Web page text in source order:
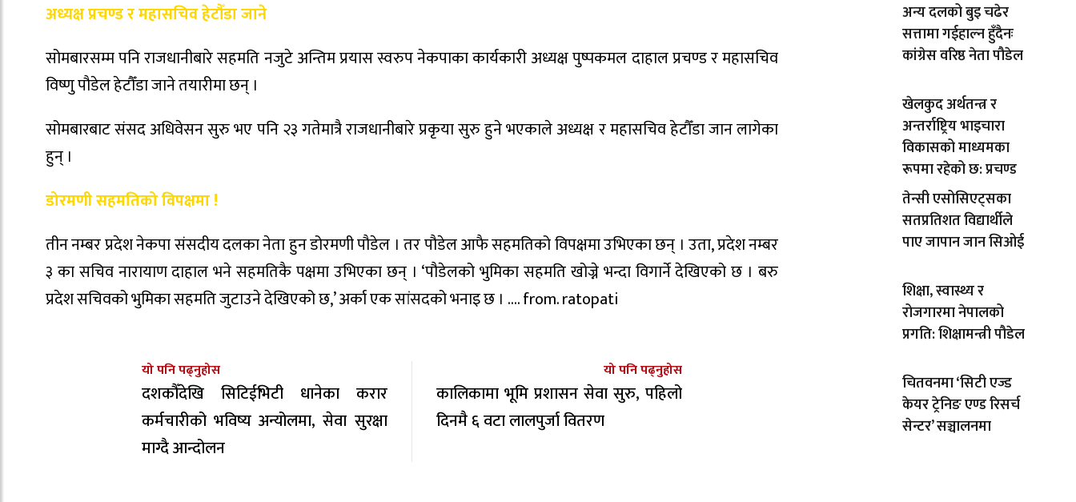
अध्यक्ष प्रचण्ड र महासचिव हेटौँडा जाने
सोमबारसम्म पनि राजधानीबारे सहमति नजुटे अन्तिम प्रयास स्वरुप नेकपाका कार्यकारी अध्यक्ष पुष्पकमल दाहाल प्रचण्ड र महासचिव
विष्णु पौडेल हेटौँडा जाने तयारीमा छन् ।
सोमबारबाट संसद अधिवेसन सुरु भए पनि २३ गतेमात्रै राजधानीबारे प्रकृया सुरु हुने भएकाले अध्यक्ष र महासचिव हेटौँडा जान लागेका
हुन् ।
डोरमणी सहमतिको विपक्षमा !
तीन नम्बर प्रदेश नेकपा संसदीय दलका नेता हुन डोरमणी पौडेल । तर पौडेल आफै सहमतिको विपक्षमा उभिएका छन् । उता, प्रदेश नम्बर
३ का सचिव नारायाण दाहाल भने सहमतिकै पक्षमा उभिएका छन् । ‘पौडेलको भुमिका सहमति खोज्ने भन्दा विगार्ने देखिएको छ । बरु
प्रदेश सचिवको भुमिका सहमति जुटाउने देखिएको छ,’ अर्का एक सांसदको भनाइ छ । …. from. ratopati
यो पनि पढ्नुहोस
दशकौँदेखि सिटिईभिटी धानेका करार
कर्मचारीको भविष्य अन्योलमा, सेवा सुरक्षा
माग्दै आन्दोलन
यो पनि पढ्नुहोस
कालिकामा भूमि प्रशासन सेवा सुरु, पहिलो
दिनमै ६ वटा लालपुर्जा वितरण
अन्य दलको बुइ चढेर
सत्तामा गईहाल्न हुँदैनः
कांग्रेस वरिष्ठ नेता पौडेल
खेलकुद अर्थतन्त्र र
अन्तर्राष्ट्रिय भाइचारा
विकासको माध्यमका
रूपमा रहेको छ: प्रचण्ड
तेन्सी एसोसिएट्सका
सतप्रतिशत विद्यार्थीले
पाए जापान जान सिओई
शिक्षा, स्वास्थ्य र
रोजगारमा नेपालको
प्रगति: शिक्षामन्त्री पौडेल
चितवनमा ‘सिटी एज्ड
केयर ट्रेनिङ एण्ड रिसर्च
सेन्टर’ सञ्चालनमा